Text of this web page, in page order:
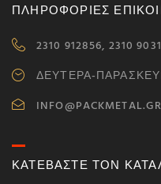
ΠΛΗΡΟΦΟΡΙΕΣ
2310 912856, 2310
ΔΕΥΤΕΡΑ-
INFO@PACKMETAL.GR
ΚΑΤΕΒΑΣΤΕ ΤΟΝ